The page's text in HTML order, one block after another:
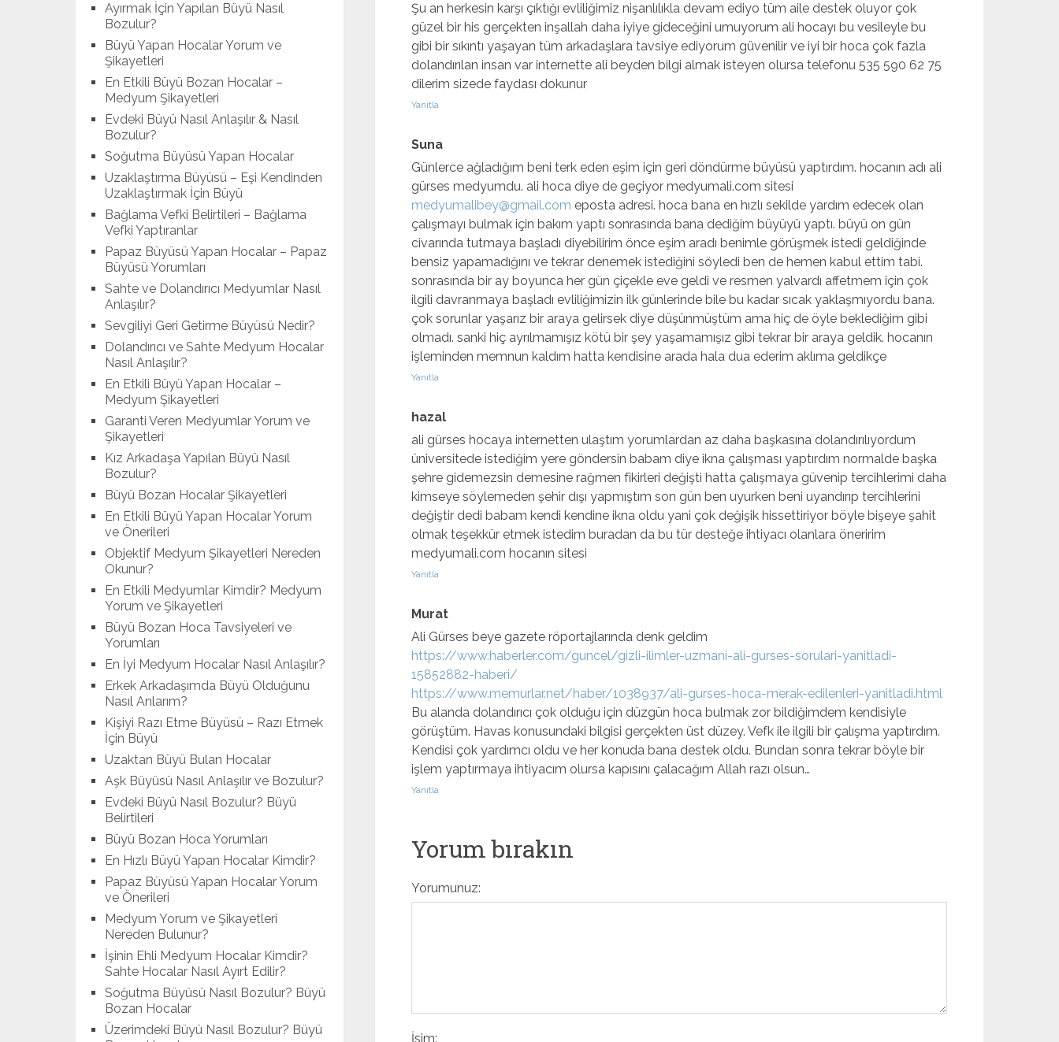
Şu an herkesin karşı çıktığı evliliğimiz nişanlılıkla devam ediyo tüm aile destek oluyor çok
güzel bir his gerçekten inşallah daha iyiye gideceğini umuyorum ali hocayı bu vesileyle bu
gibi bir sıkıntı yaşayan tüm arkadaşlara tavsiye ediyorum güvenilir ve iyi bir hoca çok fazla
dolandırılan insan var internette ali beyden bilgi almak isteyen olursa telefonu 535 590 62 75
dilerim sizede faydası dokunur
Yanıtla
Suna
Günlerce ağladığım beni terk eden eşim için geri döndürme büyüsü yaptırdım. hocanın adı ali
gürses medyumdu. ali hoca diye de geçiyor medyumali.com sitesi
medyumalibey@gmail.com eposta adresi. hoca bana en hızlı sekilde yardım edecek olan
çalışmayı bulmak için bakım yaptı sonrasında bana dediğim büyüyü yaptı. büyü on gün
civarında tutmaya başladı diyebilirim önce eşim aradı benimle görüşmek istedi geldiğinde
bensiz yapamadığını ve tekrar denemek istediğini söyledi ben de hemen kabul ettim tabi.
sonrasında bir ay boyunca her gün çiçekle eve geldi ve resmen yalvardı affetmem için çok
ilgili davranmaya başladı evliliğimizin ilk günlerinde bile bu kadar sıcak yaklaşmıyordu bana.
çok sorunlar yaşarız bir araya gelirsek diye düşünmüştüm ama hiç de öyle beklediğim gibi
olmadı. sanki hiç ayrılmamışız kötü bir şey yaşamamışız gibi tekrar bir araya geldik. hocanın
işleminden memnun kaldım hatta kendisine arada hala dua ederim aklıma geldikçe
Yanıtla
hazal
ali gürses hocaya internetten ulaştım yorumlardan az daha başkasına dolandırılıyordum
üniversitede istediğim yere göndersin babam diye ikna çalışması yaptırdım normalde başka
şehre gidemezsin demesine rağmen fikirleri değişti hatta çalışmaya güvenip tercihlerimi daha
kimseye söylemeden şehir dışı yapmıştım son gün ben uyurken beni uyandırıp tercihlerini
değiştir dedi babam kendi kendine ikna oldu yani çok değişik hissettiriyor böyle bişeye şahit
olmak teşekkür etmek istedim buradan da bu tür desteğe ihtiyacı olanlara öneririm
medyumali.com hocanın sitesi
Yanıtla
Murat
Ali Gürses beye gazete röportajlarında denk geldim
https://www.haberler.com/guncel/gizli-ilimler-uzmani-ali-gurses-sorulari-yanitladi-
15852882-haberi/
https://www.memurlar.net/haber/1038937/ali-gurses-hoca-merak-edilenleri-yanitladi.html
Bu alanda dolandırıcı çok olduğu için düzgün hoca bulmak zor bildiğimdem kendisiyle
görüştüm. Havas konusundaki bilgisi gerçekten üst düzey. Vefk ile ilgili bir çalışma yaptırdım.
Kendisi çok yardımcı oldu ve her konuda bana destek oldu. Bundan sonra tekrar böyle bir
işlem yaptırmaya ihtiyacım olursa kapısını çalacağım Allah razı olsun…
Yanıtla
Yorum bırakın
Yorumunuz:
İsim:
Ayırmak İçin Yapılan Büyü Nasıl
Bozulur?
Büyü Yapan Hocalar Yorum ve
Şikayetleri
En Etkili Büyü Bozan Hocalar –
Medyum Şikayetleri
Evdeki Büyü Nasıl Anlaşılır & Nasıl
Bozulur?
Soğutma Büyüsü Yapan Hocalar
Uzaklaştırma Büyüsü – Eşi Kendinden
Uzaklaştırmak İçin Büyü
Bağlama Vefki Belirtileri – Bağlama
Vefki Yaptıranlar
Papaz Büyüsü Yapan Hocalar – Papaz
Büyüsü Yorumları
Sahte ve Dolandırıcı Medyumlar Nasıl
Anlaşılır?
Sevgiliyi Geri Getirme Büyüsü Nedir?
Dolandırıcı ve Sahte Medyum Hocalar
Nasıl Anlaşılır?
En Etkili Büyü Yapan Hocalar –
Medyum Şikayetleri
Garanti Veren Medyumlar Yorum ve
Şikayetleri
Kız Arkadaşa Yapılan Büyü Nasıl
Bozulur?
Büyü Bozan Hocalar Şikayetleri
En Etkili Büyü Yapan Hocalar Yorum
ve Önerileri
Objektif Medyum Şikayetleri Nereden
Okunur?
En Etkili Medyumlar Kimdir? Medyum
Yorum ve Şikayetleri
Büyü Bozan Hoca Tavsiyeleri ve
Yorumları
En İyi Medyum Hocalar Nasıl Anlaşılır?
Erkek Arkadaşımda Büyü Olduğunu
Nasıl Anlarım?
Kişiyi Razı Etme Büyüsü – Razı Etmek
İçin Büyü
Uzaktan Büyü Bulan Hocalar
Aşk Büyüsü Nasıl Anlaşılır ve Bozulur?
Evdeki Büyü Nasıl Bozulur? Büyü
Belirtileri
Büyü Bozan Hoca Yorumları
En Hızlı Büyü Yapan Hocalar Kimdir?
Papaz Büyüsü Yapan Hocalar Yorum
ve Önerileri
Medyum Yorum ve Şikayetleri
Nereden Bulunur?
İşinin Ehli Medyum Hocalar Kimdir?
Sahte Hocalar Nasıl Ayırt Edilir?
Soğutma Büyüsü Nasıl Bozulur? Büyü
Bozan Hocalar
Üzerimdeki Büyü Nasıl Bozulur? Büyü